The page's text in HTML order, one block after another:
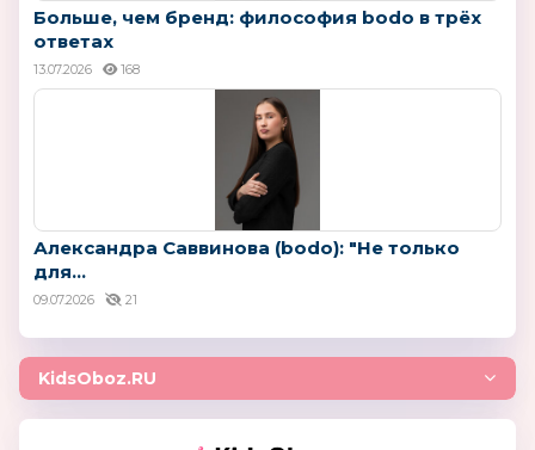
Больше, чем бренд: философия bodo в трёх
ответах
13.07.2026 168
Александра Саввинова (bodo): "Не только
для...
09.07.2026 21
KidsOboz.RU